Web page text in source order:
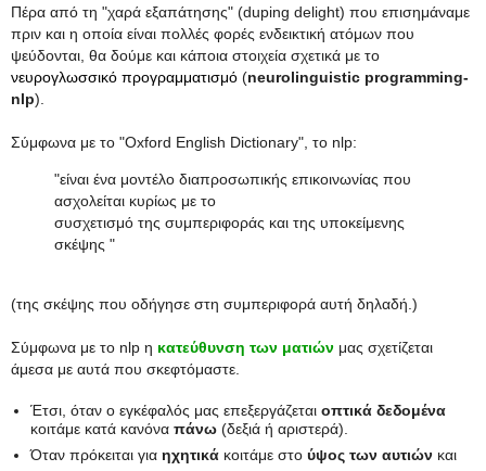
Πέρα από τη "χαρά εξαπάτησης" (duping delight) που επισημάναμε
πριν και η οποία είναι πολλές φορές ενδεικτική ατόμων που
ψεύδονται, θα δούμε και κάποια στοιχεία σχετικά με το
νευρογλωσσικό προγραμματισμό (neurolinguistic programming-
nlp).
Σύμφωνα με το "Oxford English Dictionary", το nlp:
"είναι ένα μοντέλο διαπροσωπικής επικοινωνίας που
ασχολείται κυρίως με το
συσχετισμό της συμπεριφοράς και της υποκείμενης
σκέψης "
(της σκέψης που οδήγησε στη συμπεριφορά αυτή δηλαδή.)
Σύμφωνα με το nlp η κατεύθυνση των ματιών μας σχετίζεται
άμεσα με αυτά που σκεφτόμαστε.
Έτσι, όταν ο εγκέφαλός μας επεξεργάζεται οπτικά δεδομένα
κοιτάμε κατά κανόνα πάνω (δεξιά ή αριστερά).
Όταν πρόκειται για ηχητικά κοιτάμε στο ύψος των αυτιών και